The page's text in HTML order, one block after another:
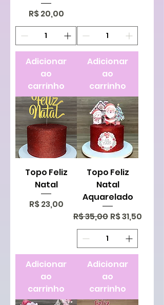
Preço
R$ 20,00
Adicionar
ao
carrinho
Adicionar
ao
carrinho
Topo Feliz
Natal
Preço
R$ 23,00
Adicionar
ao
carrinho
Topo Feliz
Natal
Aquarelado
Preço normal
R$ 35,00 Preço
R$ 31,50
Adicionar
ao
carrinho